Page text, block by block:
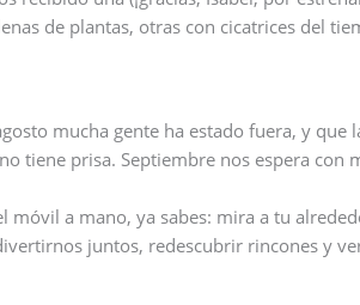
de plantas, otras con cicatrices del
mucha gente ha estado fuera, y
tiene prisa. Septiembre nos espera con
móvil a mano, ya sabes: mira a tu
juntos, redescubrir rincones y